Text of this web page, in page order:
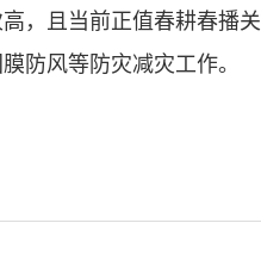
，且当前正值春耕春播
防风等防灾减灾工作。